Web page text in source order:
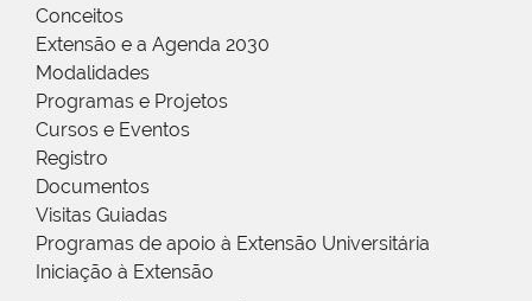
Conceitos
Extensão e a Agenda 2030
Modalidades
Programas e Projetos
Cursos e Eventos
Registro
Documentos
Visitas Guiadas
Programas de apoio à Extensão Universitária
Iniciação à Extensão